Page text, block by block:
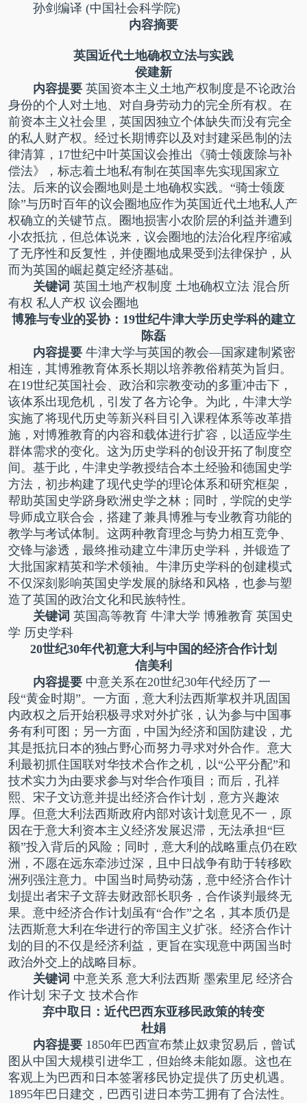
孙剑编译 (中国社会科学院)
内容摘要
英国近代土地确权立法与实践
侯建新
内容提要英国资本主义土地产权制度是不论政治
身份的个人对土地、对自身劳动力的完全所有权。在
前资本主义社会里，英国因独立个体缺失而没有完全
的私人财产权。经过长期博弈以及对封建采邑制的法
律清算，17世纪中叶英国议会推出《骑士领废除与补
偿法》，标志着土地私有制在英国率先实现国家立
法。后来的议会圈地则是土地确权实践。“骑士领废
除”与历时百年的议会圈地应作为英国近代土地私人产
权确立的关键节点。圈地损害小农阶层的利益并遭到
小农抵抗，但总体说来，议会圈地的法治化程序缩减
了无序性和反复性，并使圈地成果受到法律保护，从
而为英国的崛起奠定经济基础。
关键词 英国土地产权制度 土地确权立法 混合所
有权 私人产权 议会圈地
博雅与专业的妥协：19世纪牛津大学历史学科的建立
陈磊
内容提要牛津大学与英国的教会—国家建制紧密
相连，其博雅教育体系长期以培养教俗精英为旨归。
在19世纪英国社会、政治和宗教变动的多重冲击下，
该体系出现危机，引发了各方论争。为此，牛津大学
实施了将现代历史等新兴科目引入课程体系等改革措
施，对博雅教育的内容和载体进行扩容，以适应学生
群体需求的变化。这为历史学科的创设开拓了制度空
间。基于此，牛津史学教授结合本土经验和德国史学
方法，初步构建了现代史学的理论体系和研究框架，
帮助英国史学跻身欧洲史学之林；同时，学院的史学
导师成立联合会，搭建了兼具博雅与专业教育功能的
教学与考试体制。这两种教育理念与势力相互竞争、
交锋与渗透，最终推动建立牛津历史学科，并锻造了
大批国家精英和学术领袖。牛津历史学科的创建模式
不仅深刻影响英国史学发展的脉络和风格，也参与塑
造了英国的政治文化和民族特性。
关键词 英国高等教育 牛津大学 博雅教育 英国史
学 历史学科
20世纪30年代初意大利与中国的经济合作计划
信美利
内容提要中意关系在20世纪30年代经历了一
段“黄金时期”。一方面，意大利法西斯掌权并巩固国
内政权之后开始积极寻求对外扩张，认为参与中国事
务有利可图；另一方面，中国为经济和国防建设，尤
其是抵抗日本的独占野心而努力寻求对外合作。意大
利最初抓住国联对华技术合作之机，以“公平分配”和
技术实力为由要求参与对华合作项目；而后，孔祥
熙、宋子文访意并提出经济合作计划，意方兴趣浓
厚。但意大利法西斯政府内部对该计划意见不一，原
因在于意大利资本主义经济发展迟滞，无法承担“巨
额”投入背后的风险；同时，意大利的战略重点仍在欧
洲，不愿在远东牵涉过深，且中日战争有助于转移欧
洲列强注意力。中国当时局势动荡，意中经济合作计
划提出者宋子文辞去财政部长职务，合作谈判最终无
果。意中经济合作计划虽有“合作”之名，其本质仍是
法西斯意大利在华进行的帝国主义扩张。经济合作计
划的目的不仅是经济利益，更旨在实现意中两国当时
政治外交上的战略目标。
关键词 中意关系 意大利法西斯 墨索里尼 经济合
作计划 宋子文 技术合作
弃中取日：近代巴西东亚移民政策的转变
杜娟
内容提要1850年巴西宣布禁止奴隶贸易后，曾试
图从中国大规模引进华工，但始终未能如愿。这也在
客观上为巴西和日本签署移民协定提供了历史机遇。
1895年巴日建交，巴西引进日本劳工拥有了合法性。